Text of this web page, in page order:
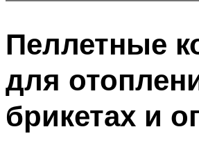
Пеллетные
для
брикетах и